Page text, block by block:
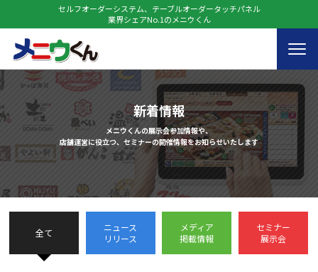
セルフオーダーシステム、テーブルオーダータッチパネル
業界シェアNo.1のメニウくん
新着情報
メニウくんの展示会参加情報や、
店舗運営に役立つ、セミナーの開催情報をお知らせいたします
全て
ニュース
リリース
メディア
掲載情報
セミナー
展示会